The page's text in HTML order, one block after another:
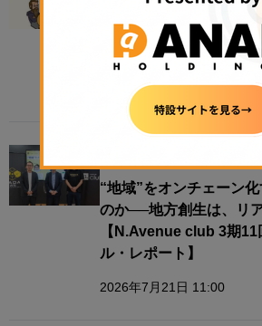
＜7月22日 イベント開
号資産市場を考える──
ビットコイナーが制度の
2026年7月21日 18:29
“地域”をオンチェーン
のか──地方創生は、リ
【N.Avenue club 3期
ル・レポート】
2026年7月21日 11:00